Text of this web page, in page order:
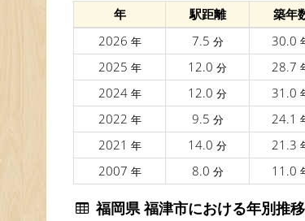
年 駅距離 築年
2026 年 7.5 分 30.0
2025 年 12.0 分 28.7
2024 年 12.0 分 31.0
2022 年 9.5 分 24.1
2021 年 14.0 分 21.3
2007 年 8.0 分 11.0
福岡県 福津市における年別